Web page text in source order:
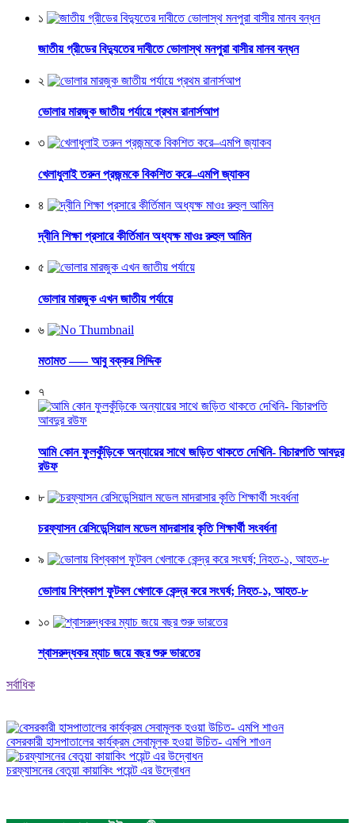
১
জাতীয় গ্রীডের বিদ্যুতের দাবীতে ভোলাস্থ মনপুরা বাসীর মানব বন্ধন
২
ভোলার মারজুক জাতীয় পর্যায়ে প্রথম রানার্সআপ
৩
খেলাধুলাই তরুন প্রজন্মকে বিকশিত করে–এমপি জ্যাকব
৪
দ্বীনি শিক্ষা প্রসারে কীর্তিমান অধ্যক্ষ মাওঃ রুহুল আমিন
৫
ভোলার মারজুক এখন জাতীয় পর্যায়ে
৬
মতামত —– আবু বক্কর সিদ্দিক
৭
আমি কোন ফুলকুঁড়িকে অন্যায়ের সাথে জড়িত থাকতে দেখিনি- বিচারপতি আবদুর
রউফ
৮
চরফ্যাসন রেসিডেন্সিয়াল মডেল মাদরাসার কৃতি শিক্ষার্থী সংবর্ধনা
৯
ভোলায় বিশ্বকাপ ফুটবল খেলাকে কেন্দ্র করে সংঘর্ষ; নিহত-১, আহত-৮
১০
শ্বাসরুদ্ধকর ম্যাচ জয়ে বছর শুরু ভারতের
সর্বাধিক
বেসরকারী হাসপাতালের কার্যক্রম সেবামূলক হওয়া উচিত- এমপি শাওন
চরফ্যাসনের বেতুয়া কায়াকিং পয়েন্ট এর উদ্বোধন